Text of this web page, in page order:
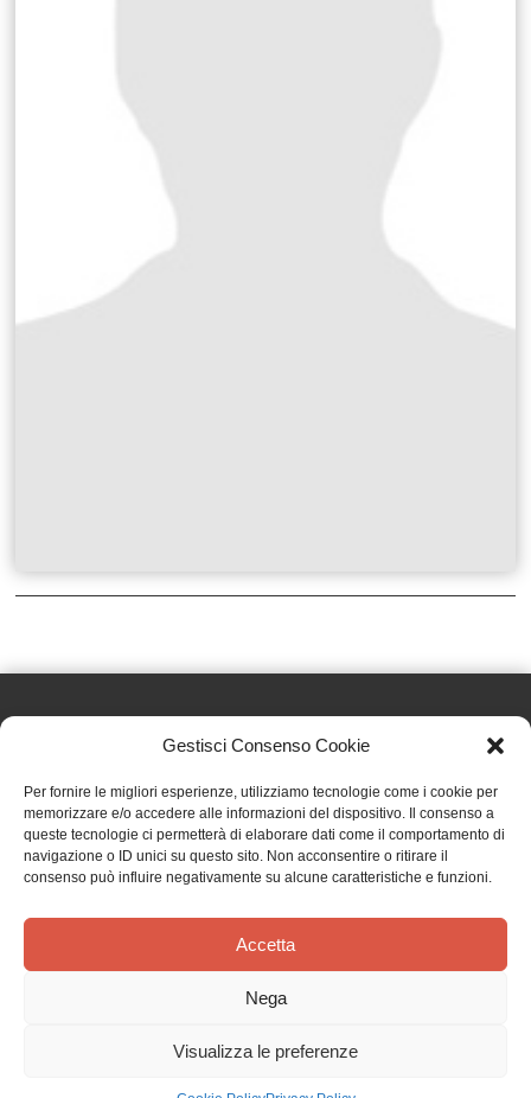
Gestisci Consenso Cookie
Per fornire le migliori esperienze, utilizziamo tecnologie come i cookie per
memorizzare e/o accedere alle informazioni del dispositivo. Il consenso a
queste tecnologie ci permetterà di elaborare dati come il comportamento di
navigazione o ID unici su questo sito. Non acconsentire o ritirare il
consenso può influire negativamente su alcune caratteristiche e funzioni.
Accetta
Nega
Visualizza le preferenze
Effatà Editrice di Pellegrino Paolo SAS
C.F. e P.IVA 09655250018
Via Tre Denti, 1 - 10060 Cantalupa (TO)
Telefono: (+39) 0121 353452 - Fax: (+39) 0121 353839
TERMINI E CONDIZIONI